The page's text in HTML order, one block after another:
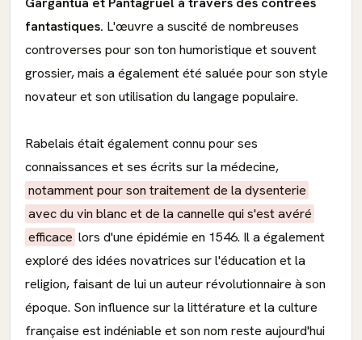
fantastiques. L'œuvre a suscité de nombreuses
controverses pour son ton humoristique et souvent
grossier, mais a également été saluée pour son style
novateur et son utilisation du langage populaire.
Rabelais était également connu pour ses
connaissances et ses écrits sur la médecine,
notamment pour son traitement de la dysenterie
avec du vin blanc et de la cannelle qui s'est avéré
efficace lors d'une épidémie en 1546. Il a également
exploré des idées novatrices sur l'éducation et la
religion, faisant de lui un auteur révolutionnaire à son
époque. Son influence sur la littérature et la culture
française est indéniable et son nom reste aujourd'hui